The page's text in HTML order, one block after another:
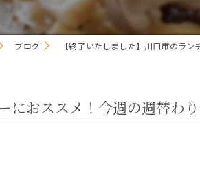
ブログ 【終了いたしました】川口市のラ
におススメ！今週の週替わ